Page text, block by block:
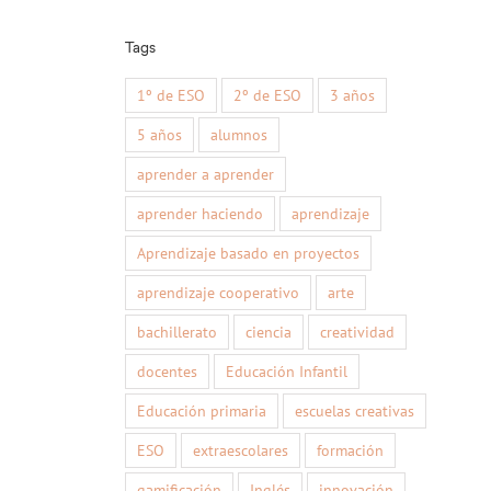
Tags
1º de ESO 2º de ESO
3 años
5 años
alumnos
aprender a aprender
aprender haciendo
aprendizaje
Aprendizaje basado en proyectos
aprendizaje cooperativo
arte
bachillerato
ciencia
creatividad
docentes
Educación Infantil
Educación primaria
escuelas creativas
ESO
extraescolares
formación